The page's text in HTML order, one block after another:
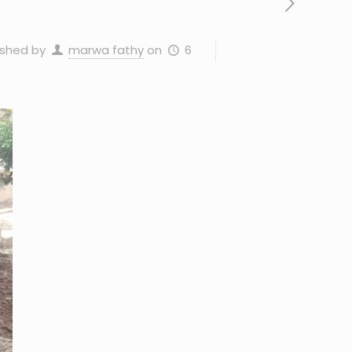
by marwa fathy on 6 أكتوبر، 2025